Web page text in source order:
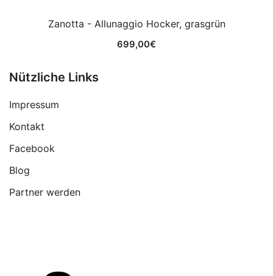
Zanotta - Allunaggio Hocker, grasgrün
699,00€
Nützliche Links
Impressum
Kontakt
Facebook
Blog
Partner werden